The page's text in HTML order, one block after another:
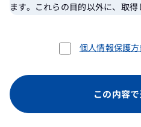
ます。これらの目的以外に、取
個人情報の開示・訂正・削除
取得した個人情報は、常に適正
うに努めます。
個人情報保護